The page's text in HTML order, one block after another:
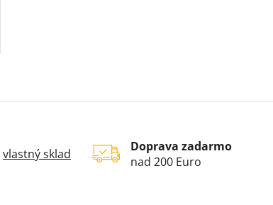
vlastný sklad
Doprava zadarmo
nad 200 Euro